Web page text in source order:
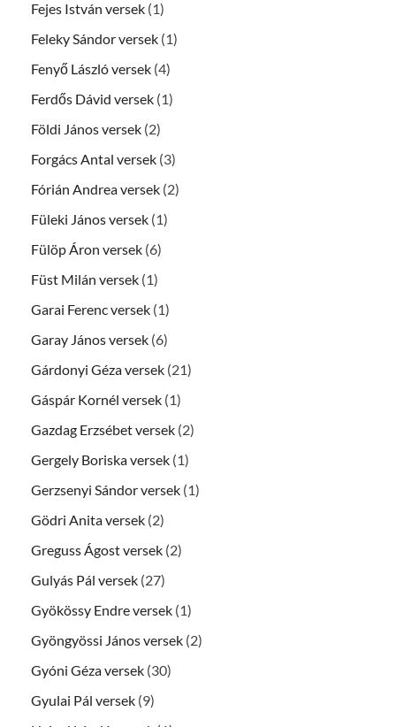
Fejes István versek (1)
Feleky Sándor versek (1)
Fenyő László versek (4)
Ferdős Dávid versek (1)
Földi János versek (2)
Forgács Antal versek (3)
Fórián Andrea versek (2)
Füleki János versek (1)
Fülöp Áron versek (6)
Füst Milán versek (1)
Garai Ferenc versek (1)
Garay János versek (6)
Gárdonyi Géza versek (21)
Gáspár Kornél versek (1)
Gazdag Erzsébet versek (2)
Gergely Boriska versek (1)
Gerzsenyi Sándor versek (1)
Gödri Anita versek (2)
Greguss Ágost versek (2)
Gulyás Pál versek (27)
Gyökössy Endre versek (1)
Gyöngyössi János versek (2)
Gyóni Géza versek (30)
Gyulai Pál versek (9)